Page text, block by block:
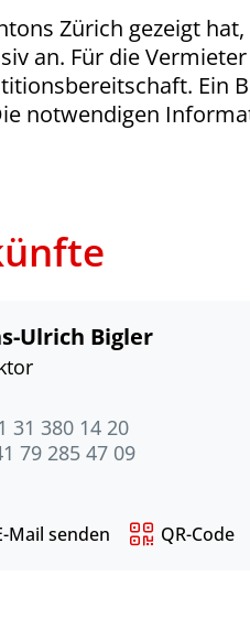
Zürich gezeigt
an. Für die
Ein
notwendigen
Ulrich Bigler
31 380 14 20
79 285 47 09
Mail senden QR-Code